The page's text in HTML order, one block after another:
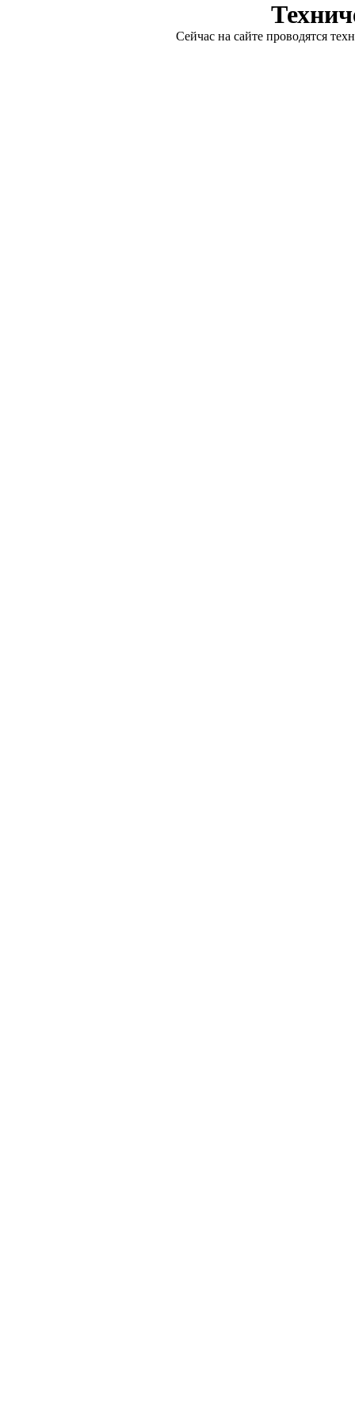
Сейчас на сайте проводятся